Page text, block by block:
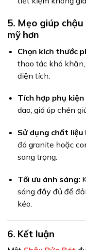
5. Mẹo giúp
mỹ hơn
Chọn kích thước
thao tác khó
diện tích.
Tích hợp phụ
dao, giá úp chén
Sử dụng chất liệu
đá granite hoặc
sang trọng.
Tối ưu ánh sáng:
sáng đầy đủ để
kéo.
6. Kết luận